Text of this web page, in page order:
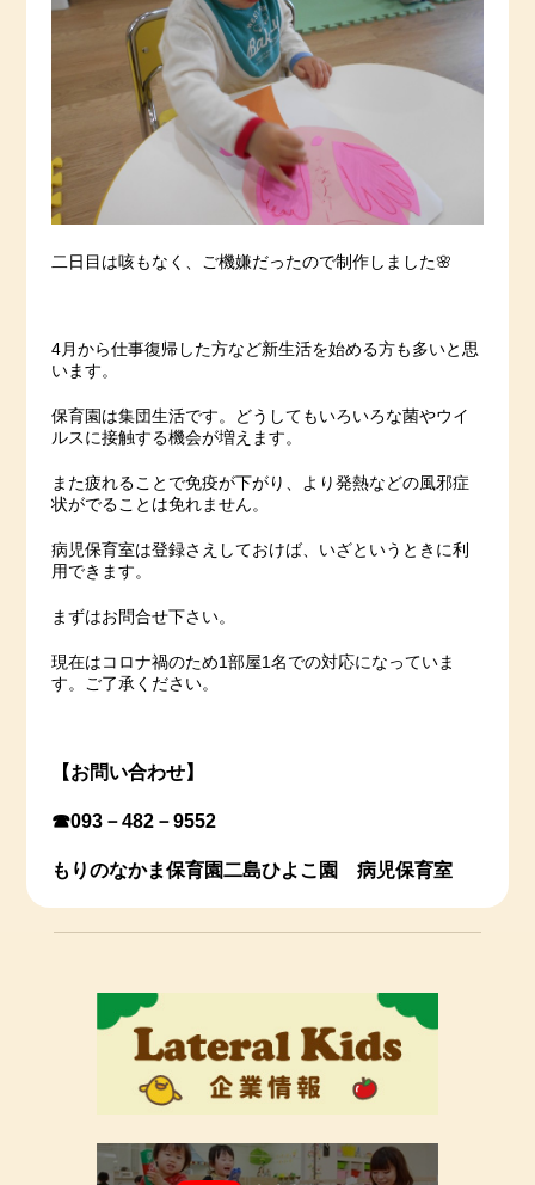
二日目は咳もなく、ご機嫌だったので制作しました🌸
4月から仕事復帰した方など新生活を始める方も多いと思
います。
保育園は集団生活です。どうしてもいろいろな菌やウイ
ルスに接触する機会が増えます。
また疲れることで免疫が下がり、より発熱などの風邪症
状がでることは免れません。
病児保育室は登録さえしておけば、いざというときに利
用できます。
まずはお問合せ下さい。
現在はコロナ禍のため1部屋1名での対応になっていま
す。ご了承ください。
【お問い合わせ】
☎093－482－9552
もりのなかま保育園二島ひよこ園 病児保育室